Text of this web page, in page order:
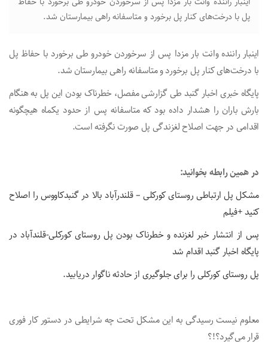
پل با درخت‌های کنار پل برخورد و متاسفانه راهی بیمارستان شد.
اینبار راننده وانت بار مزدا پس از سرخوردن خودرو طی برخورد با حفاظ پل
با درخت‌های کنار پل برخورد و متاسفانه راهی بیمارستان شد.
پایگاه خبری اخبار گنبد طی گزارشی مفصل، خطرناک بودن این پل به هنگام
بارش باران را هشدار داده بود که متاسفانه پس از حدود یکماه هیچگونه
اقدامی در جهت اصلاح لغزندگی پل صورت نگرفته است.
در همین رابطه بخوانید:
مشکل پل ارتباطی روستای کورکلی – قلندرآباد بالا در گنبدکاووس را اصلاح
کنید +فیلم
پس از انتشار خبر لغزنده و خطرناک بودن پل روستای کورکلی-قلندآباد در
پایگاه اخبار گنبد اقدام شد
پل روستای کورکلی را برای جلوگیری از حادثه ناگوار دریابید.
معلوم‌ نیست رسیدگی به این مشکل تحت چه شرایطی در دستور کار فوری
قرار می‌گیرد؟!؟